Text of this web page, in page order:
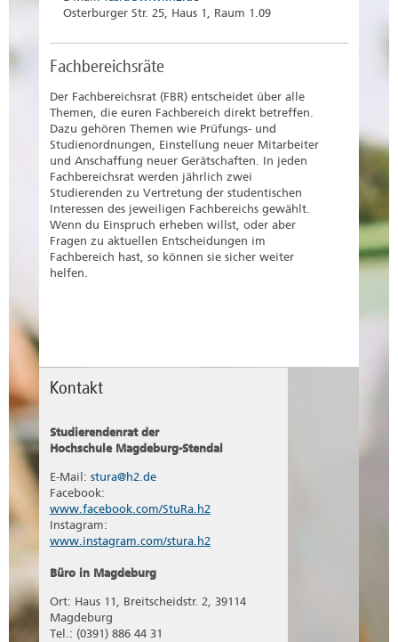
Osterburger Str. 25, Haus 1, Raum 1.09
Fachbereichsräte
Der Fachbereichsrat (FBR) entscheidet über alle
Themen, die euren Fachbereich direkt betreffen.
Dazu gehören Themen wie Prüfungs- und
Studienordnungen, Einstellung neuer Mitarbeiter
und Anschaffung neuer Gerätschaften. In jeden
Fachbereichsrat werden jährlich zwei
Studierenden zu Vertretung der studentischen
Interessen des jeweiligen Fachbereichs gewählt.
Wenn du Einspruch erheben willst, oder aber
Fragen zu aktuellen Entscheidungen im
Fachbereich hast, so können sie sicher weiter
helfen.
Kontakt
Studierendenrat der
Hochschule Magdeburg-Stendal
E-Mail: stura@h2.de
Facebook:
www.facebook.com/StuRa.h2
Instagram:
www.instagram.com/stura.h2
Büro in Magdeburg
Ort: Haus 11, Breitscheidstr. 2, 39114
Magdeburg
Tel.: (0391) 886 44 31